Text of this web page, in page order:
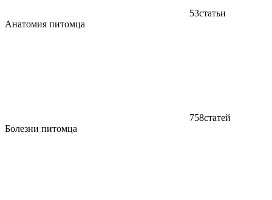
53статьи
Анатомия питомца
758статей
Болезни питомца